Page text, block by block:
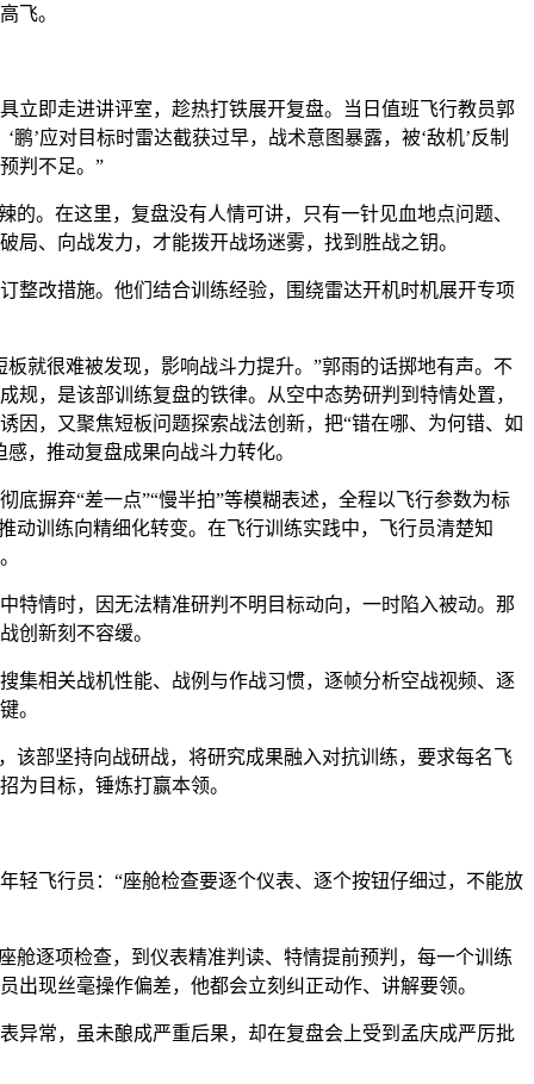
飞。
立即走进讲评室，趁热打铁展开复盘。当日值班飞行教员郭
’应对目标时雷达截获过早，战术意图暴露，被‘敌机’反制
判不足。”
的。在这里，复盘没有人情可讲，只有一针见血地点问题、
局、向战发力，才能拨开战场迷雾，找到胜战之钥。
整改措施。他们结合训练经验，围绕雷达开机时机展开专项
就很难被发现，影响战斗力提升。”郭雨的话掷地有声。不
规，是该部训练复盘的铁律。从空中态势研判到特情处置，
因，又聚焦短板问题探索战法创新，把“错在哪、为何错、如
，推动复盘成果向战斗力转化。
底摒弃“差一点”“慢半拍”等模糊表述，全程以飞行参数为标
动训练向精细化转变。在飞行训练实践中，飞行员清楚知
特情时，因无法精准研判不明目标动向，一时陷入被动。那
创新刻不容缓。
集相关战机性能、战例与作战习惯，逐帧分析空战视频、逐
。
该部坚持向战研战，将研究成果融入对抗训练，要求每名飞
为目标，锤炼打赢本领。
轻飞行员：“座舱检查要逐个仪表、逐个按钮仔细过，不能放
舱逐项检查，到仪表精准判读、特情提前预判，每一个训练
出现丝毫操作偏差，他都会立刻纠正动作、讲解要领。
异常，虽未酿成严重后果，却在复盘会上受到孟庆成严厉批